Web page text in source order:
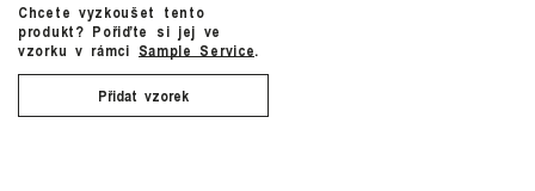
Chcete vyzkoušet tento
produkt? Pořiďte si jej ve
vzorku v rámci Sample Service.
Přidat vzorek